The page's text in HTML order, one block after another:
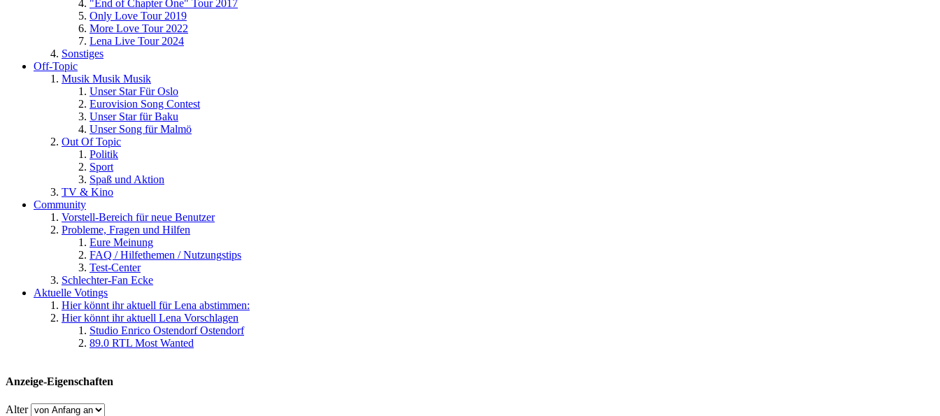
"End of Chapter One" Tour 2017
Only Love Tour 2019
More Love Tour 2022
Lena Live Tour 2024
Sonstiges
Off-Topic
Musik Musik Musik
Unser Star Für Oslo
Eurovision Song Contest
Unser Star für Baku
Unser Song für Malmö
Out Of Topic
Politik
Sport
Spaß und Aktion
TV & Kino
Community
Vorstell-Bereich für neue Benutzer
Probleme, Fragen und Hilfen
Eure Meinung
FAQ / Hilfethemen / Nutzungstips
Test-Center
Schlechter-Fan Ecke
Aktuelle Votings
Hier könnt ihr aktuell für Lena abstimmen:
Hier könnt ihr aktuell Lena Vorschlagen
Studio Enrico Ostendorf Ostendorf
89.0 RTL Most Wanted
Anzeige-Eigenschaften
Alter